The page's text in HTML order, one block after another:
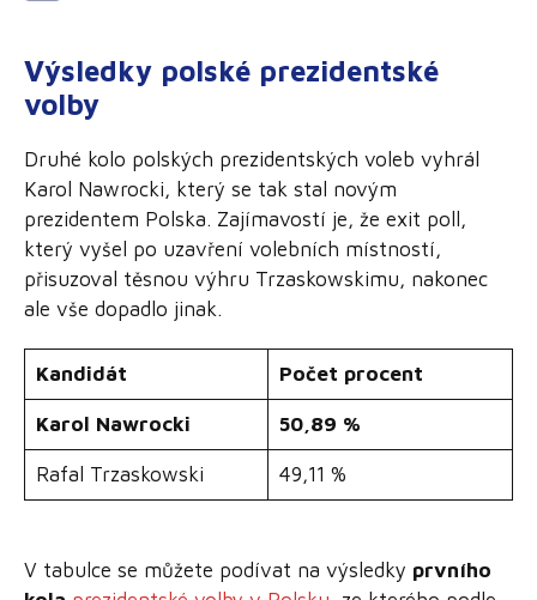
Výsledky polské prezidentské
volby
Druhé kolo polských prezidentských voleb vyhrál
Karol Nawrocki, který se tak stal novým
prezidentem Polska. Zajímavostí je, že exit poll,
který vyšel po uzavření volebních místností,
přisuzoval těsnou výhru Trzaskowskimu, nakonec
ale vše dopadlo jinak.
Kandidát Počet procent
Karol Nawrocki 50,89 %
Rafal Trzaskowski 49,11 %
V tabulce se můžete podívat na výsledky prvního